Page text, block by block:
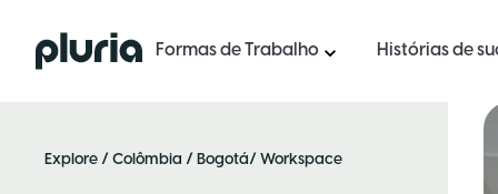
Logo Pluria Formas de Trabalho Histórias de
Explore / Colômbia / Bogotá/ Workspace